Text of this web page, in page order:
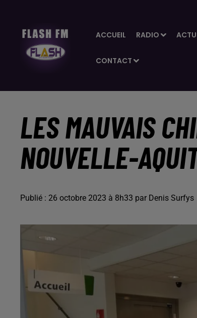
ACCUEIL RADIO
CONTACT
LES MAUVAIS
NOUVELLE-
Publié : 26 octobre 2023 à 8h33 par Denis Surfys